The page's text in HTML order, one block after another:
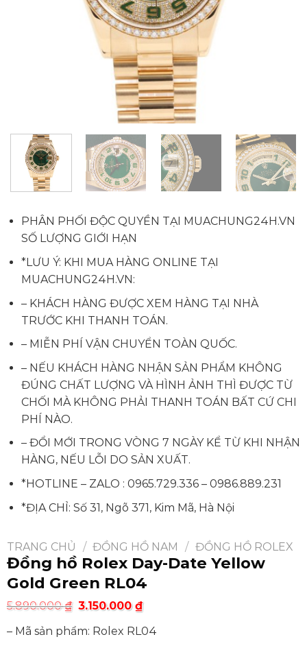
PHÂN PHỐI ĐỘC QUYỀN TẠI MUACHUNG24H.VN
SỐ LƯỢNG GIỚI HẠN
*LƯU Ý: KHI MUA HÀNG ONLINE TẠI
MUACHUNG24H.VN:
– KHÁCH HÀNG ĐƯỢC XEM HÀNG TẠI NHÀ
TRƯỚC KHI THANH TOÁN.
– MIỄN PHÍ VẬN CHUYỂN TOÀN QUỐC.
– NẾU KHÁCH HÀNG NHẬN SẢN PHẨM KHÔNG
ĐÚNG CHẤT LƯỢNG VÀ HÌNH ẢNH THÌ ĐƯỢC TỪ
CHỐI MÀ KHÔNG PHẢI THANH TOÁN BẤT CỨ CHI
PHÍ NÀO.
– ĐỔI MỚI TRONG VÒNG 7 NGÀY KỂ TỪ KHI NHẬN
HÀNG, NẾU LỖI DO SẢN XUẤT.
*HOTLINE – ZALO : 0965.729.336– 0986.889.231
*ĐỊA CHỈ: Số 31, Ngõ 371, Kim Mã, Hà Nội
TRANG CHỦ / ĐỒNG HỒ NAM / ĐỒNG HỒ ROLEX
Đồng hồ Rolex Day-Date Yellow
Gold Green RL04
5.890.000₫ 3.150.000₫
– Mã sản phẩm: Rolex RL04